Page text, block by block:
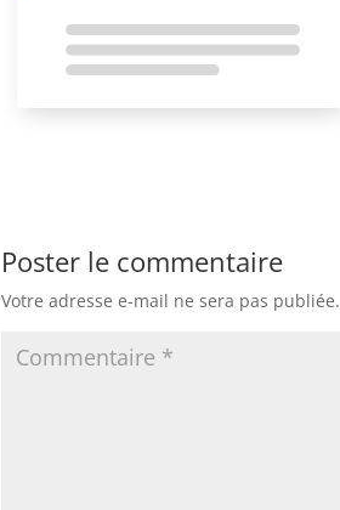
Poster le commentaire
Votre adresse e-mail ne sera pas publiée.